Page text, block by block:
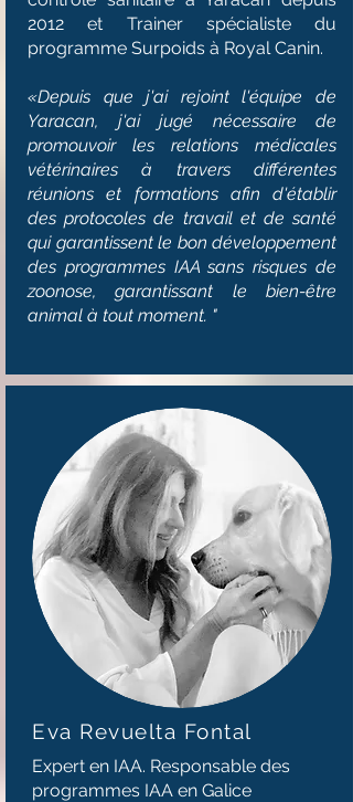
2012 et Trainer spécialiste du
programme Surpoids à Royal Canin.
«Depuis que j'ai rejoint l'équipe de
Yaracan, j'ai jugé nécessaire de
promouvoir les relations médicales
vétérinaires à travers différentes
réunions et formations afin d'établir
des protocoles de travail et de santé
qui garantissent le bon développement
des programmes IAA sans risques de
zoonose, garantissant le bien-être
animal à tout moment. "
Eva Revuelta Fontal
Expert en IAA. Responsable des
programmes IAA en Galice